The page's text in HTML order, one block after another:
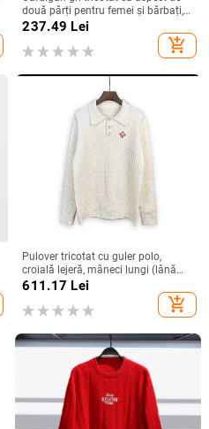
două părți pentru femei și bărbați,
primăvara-toamna 2025, guler
237.49 Lei
add_shopping_cart
Pulover tricotat cu guler polo,
croială lejeră, mâneci lungi (lână
71–75%; jacquard; guler polo;
lungime medie; material respirabil)
611.17 Lei
add_shopping_cart